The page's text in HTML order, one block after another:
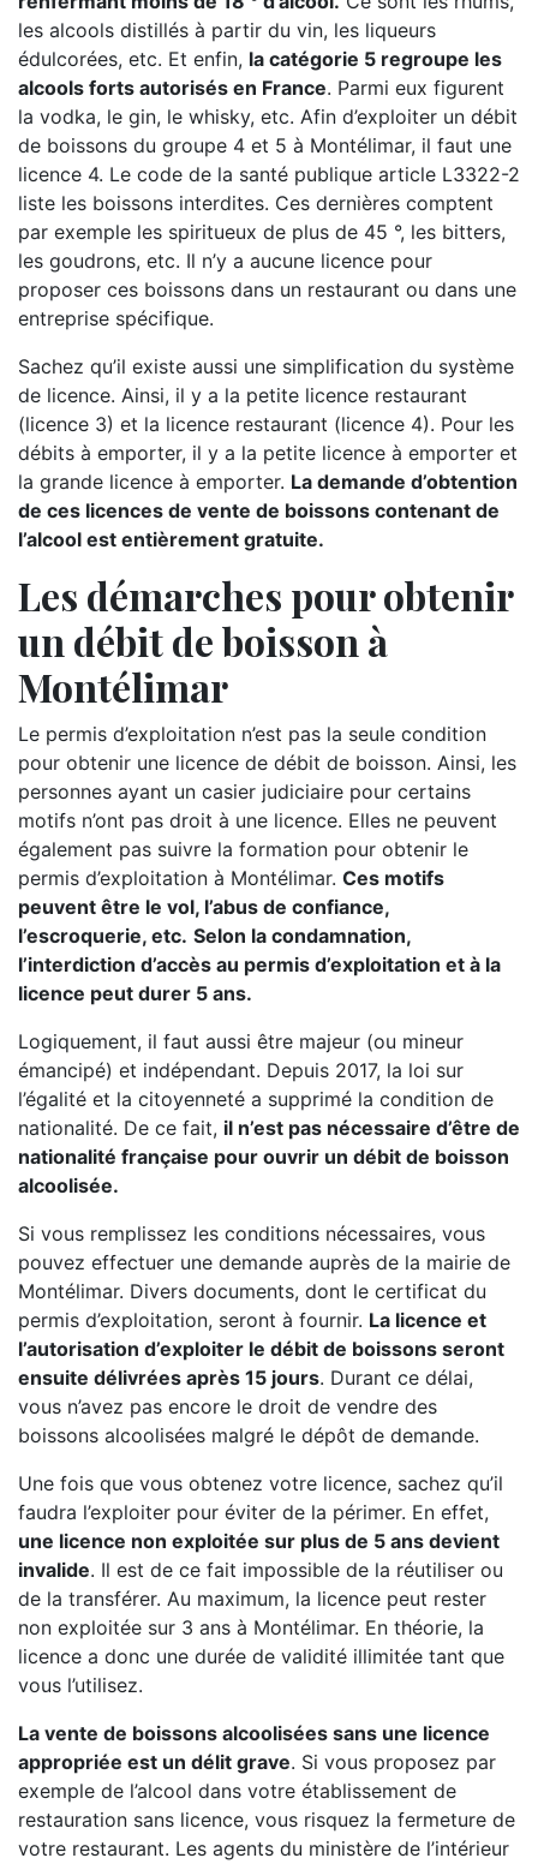
les alcools distillés à partir du vin, les liqueurs
édulcorées, etc. Et enfin, la catégorie 5 regroupe les
alcools forts autorisés en France. Parmi eux figurent
la vodka, le gin, le whisky, etc. Afin d’exploiter un débit
de boissons du groupe 4 et 5 à Montélimar, il faut une
licence 4. Le code de la santé publique article L3322-2
liste les boissons interdites. Ces dernières comptent
par exemple les spiritueux de plus de 45 °, les bitters,
les goudrons, etc. Il n’y a aucune licence pour
proposer ces boissons dans un restaurant ou dans une
entreprise spécifique.
Sachez qu’il existe aussi une simplification du système
de licence. Ainsi, il y a la petite licence restaurant
(licence 3) et la licence restaurant (licence 4). Pour les
débits à emporter, il y a la petite licence à emporter et
la grande licence à emporter. La demande d’obtention
de ces licences de vente de boissons contenant de
l’alcool est entièrement gratuite.
Les démarches pour obtenir
un débit de boisson à
Montélimar
Le permis d’exploitation n’est pas la seule condition
pour obtenir une licence de débit de boisson. Ainsi, les
personnes ayant un casier judiciaire pour certains
motifs n’ont pas droit à une licence. Elles ne peuvent
également pas suivre la formation pour obtenir le
permis d’exploitation à Montélimar. Ces motifs
peuvent être le vol, l’abus de confiance,
l’escroquerie, etc. Selon la condamnation,
l’interdiction d’accès au permis d’exploitation et à la
licence peut durer 5 ans.
Logiquement, il faut aussi être majeur (ou mineur
émancipé) et indépendant. Depuis 2017, la loi sur
l’égalité et la citoyenneté a supprimé la condition de
nationalité. De ce fait, il n’est pas nécessaire d’être de
nationalité française pour ouvrir un débit de boisson
alcoolisée.
Si vous remplissez les conditions nécessaires, vous
pouvez effectuer une demande auprès de la mairie de
Montélimar. Divers documents, dont le certificat du
permis d’exploitation, seront à fournir. La licence et
l’autorisation d’exploiter le débit de boissons seront
ensuite délivrées après 15 jours. Durant ce délai,
vous n’avez pas encore le droit de vendre des
boissons alcoolisées malgré le dépôt de demande.
Une fois que vous obtenez votre licence, sachez qu’il
faudra l’exploiter pour éviter de la périmer. En effet,
une licence non exploitée sur plus de 5 ans devient
invalide. Il est de ce fait impossible de la réutiliser ou
de la transférer. Au maximum, la licence peut rester
non exploitée sur 3 ans à Montélimar. En théorie, la
licence a donc une durée de validité illimitée tant que
vous l’utilisez.
La vente de boissons alcoolisées sans une licence
appropriée est un délit grave. Si vous proposez par
exemple de l’alcool dans votre établissement de
restauration sans licence, vous risquez la fermeture de
votre restaurant. Les agents du ministère de l’intérieur